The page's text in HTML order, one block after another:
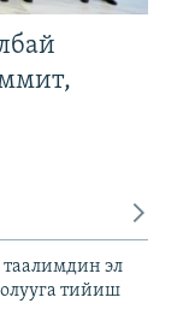
таалимдин эл
тийиш